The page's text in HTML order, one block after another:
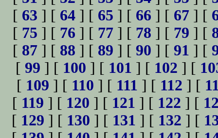
[ 63 ] [ 64 ] [ 65 ] [ 66 ] [ 67 ] [
[ 75 ] [ 76 ] [ 77 ] [ 78 ] [ 79 ] [
[ 87 ] [ 88 ] [ 89 ] [ 90 ] [ 91 ] [
[ 99 ] [ 100 ] [ 101 ] [ 102 ] [
[ 109 ] [ 110 ] [ 111 ] [ 112 ] [
[ 119 ] [ 120 ] [ 121 ] [ 122 ] [
[ 129 ] [ 130 ] [ 131 ] [ 132 ] [